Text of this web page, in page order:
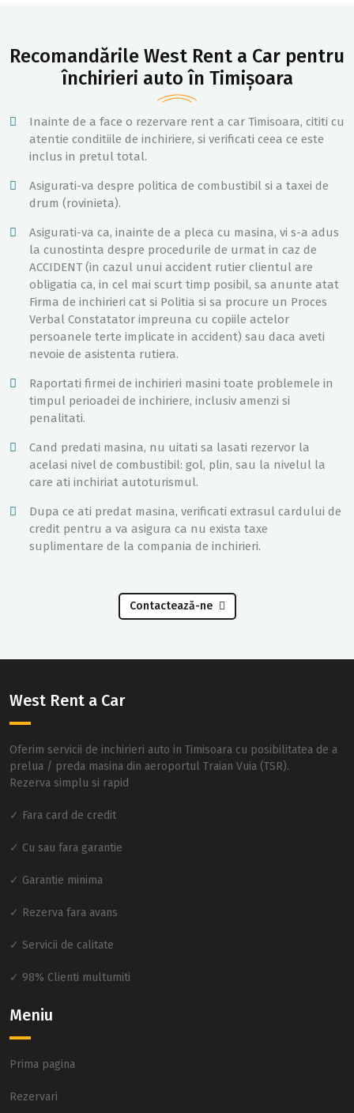
Recomandările West Rent a Car pentru
închirieri auto în Timișoara
Inainte de a face o rezervare rent a car Timisoara, cititi cu
atentie conditiile de inchiriere, si verificati ceea ce este
inclus in pretul total.
Asigurati-va despre politica de combustibil si a taxei de
drum (rovinieta).
Asigurati-va ca, inainte de a pleca cu masina, vi s-a adus
la cunostinta despre procedurile de urmat in caz de
ACCIDENT (in cazul unui accident rutier clientul are
obligatia ca, in cel mai scurt timp posibil, sa anunte atat
Firma de inchirieri cat si Politia si sa procure un Proces
Verbal Constatator impreuna cu copiile actelor
persoanele terte implicate in accident) sau daca aveti
nevoie de asistenta rutiera.
Raportati firmei de inchirieri masini toate problemele in
timpul perioadei de inchiriere, inclusiv amenzi si
penalitati.
Cand predati masina, nu uitati sa lasati rezervor la
acelasi nivel de combustibil: gol, plin, sau la nivelul la
care ati inchiriat autoturismul.
Dupa ce ati predat masina, verificati extrasul cardului de
credit pentru a va asigura ca nu exista taxe
suplimentare de la compania de inchirieri.
Contactează-ne
West Rent a Car
Oferim servicii de inchirieri auto in Timisoara cu posibilitatea de a
prelua / preda masina din aeroportul Traian Vuia (TSR).
Rezerva simplu si rapid
✓ Fara card de credit
✓ Cu sau fara garantie
✓ Garantie minima
✓ Rezerva fara avans
✓ Servicii de calitate
✓ 98% Clienti multumiti
Meniu
Prima pagina
Rezervari